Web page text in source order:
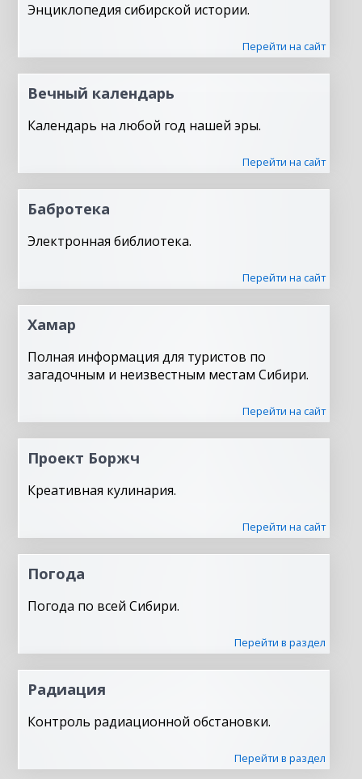
Энциклопедия сибирской истории.
Перейти на сайт
Вечный календарь
Календарь на любой год нашей эры.
Перейти на сайт
Бабротека
Электронная библиотека.
Перейти на сайт
Хамар
Полная информация для туристов по
загадочным и неизвестным местам Сибири.
Перейти на сайт
Проект Боржч
Креативная кулинария.
Перейти на сайт
Погода
Погода по всей Сибири.
Перейти в раздел
Радиация
Контроль радиационной обстановки.
Перейти в раздел